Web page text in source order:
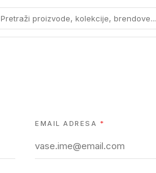
Pretraži proizvode, kolekcije, brendove...
EMAIL ADRESA *